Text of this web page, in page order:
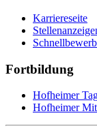
Karriereseite
Fortbildung
Hofheimer
Hofheimer